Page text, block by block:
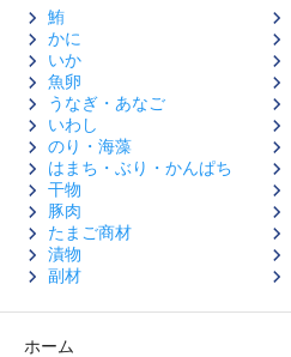
鮪
かに
いか
魚卵
うなぎ・あなご
いわし
のり・海藻
はまち・ぶり・かんぱち
干物
豚肉
たまご商材
漬物
副材
ホーム